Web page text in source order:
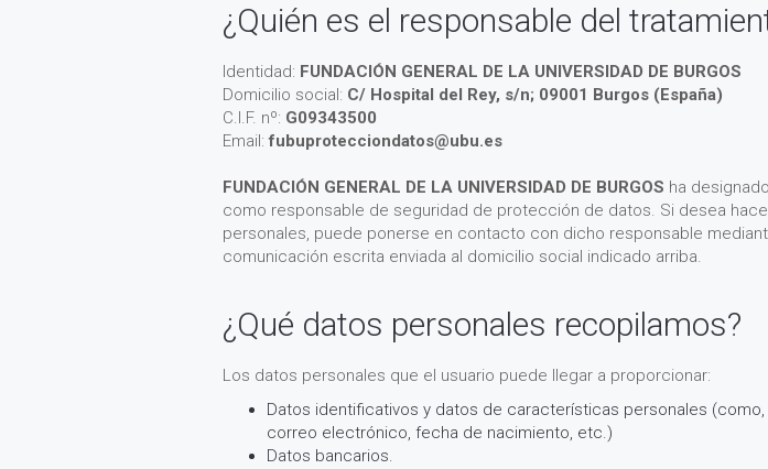
¿Quién es el responsable del
Identidad: FUNDACIÓN GENERAL DE LA UNIVERSIDAD DE BURGOS
Domicilio social: C/ Hospital del Rey, s/n; 09001 Burgos (España)
C.I.F. nº: G09343500
Email:fubuprotecciondatos@ubu.es
FUNDACIÓN GENERAL DE LA UNIVERSIDAD DE BURGOS ha
como responsable de seguridad de protección de datos. Si desea
personales, puede ponerse en contacto con dicho responsable
comunicación escrita enviada al domicilio social indicado arriba.
¿Qué datos personales recopilamos?
Los datos personales que el usuario puede llegar a proporcionar:
Datos identificativos y datos de características personales
correo electrónico, fecha de nacimiento, etc.)
Datos bancarios.